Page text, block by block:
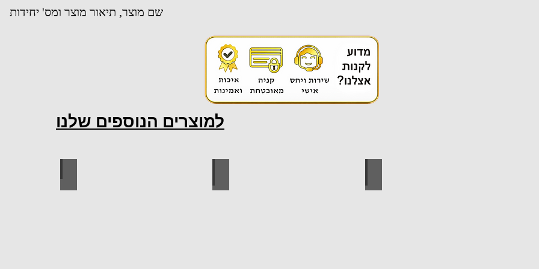
שם מוצר, תיאור מוצר ומס' יחידות
למוצרים הנוספים שלנו